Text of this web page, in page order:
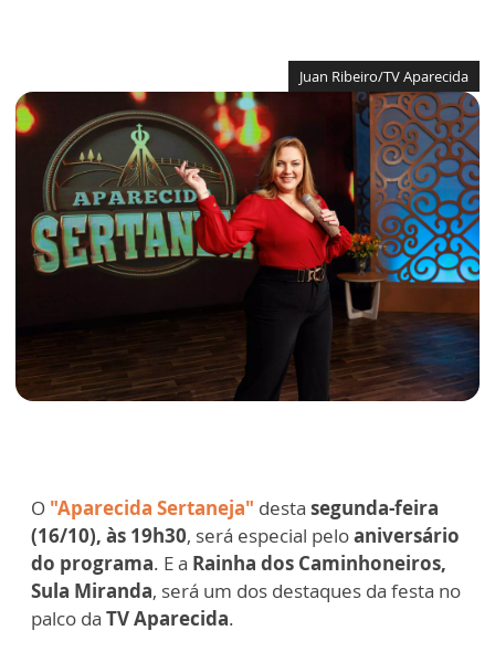
Juan Ribeiro/TV Aparecida
O "Aparecida Sertaneja" desta segunda-feira
(16/10), às 19h30, será especial peloaniversário
do programa. E a Rainha dos Caminhoneiros,
Sula Miranda, será um dos destaques da festa no
palco da TV Aparecida.